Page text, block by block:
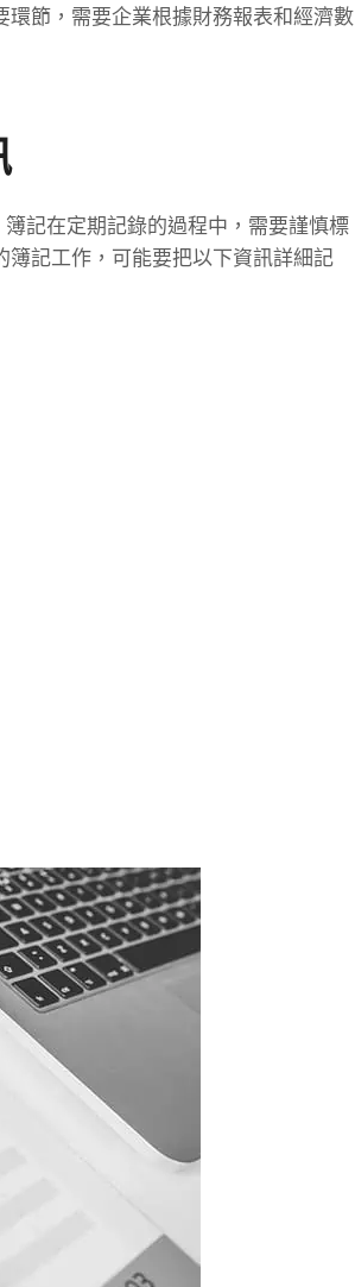
節，需要企業根據財務報表和經濟數
記在定期記錄的過程中，需要謹慎標
簿記工作，可能要把以下資訊詳細記